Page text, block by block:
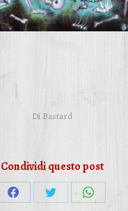
Di Bastard
Condividi questo post
CondividiCondividiCondividi